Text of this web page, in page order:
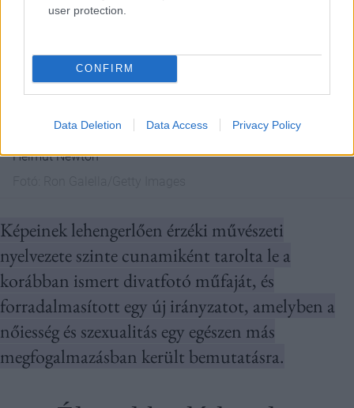
user protection.
CONFIRM
Data Deletion Data Access Privacy Policy
Helmut Newton
Képeinek lehengerlően érzéki művészeti
nyelvezete szinte cunamiként tarolta le a
korábban ismert divatfotó műfaját, és
forradalmasított egy új irányzatot, amelyben a
nőiesség és szexualitás egy egészen más
megfogalmazásban került bemutatásra.